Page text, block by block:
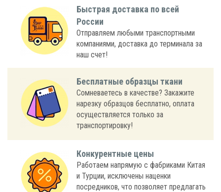
Быстрая доставка по всей
России
Отправляем любыми транспортными
компаниями, доставка до терминала за
наш счет!
Бесплатные образцы ткани
Сомневаетесь в качестве? Закажите
нарезку образцов бесплатно, оплата
осуществляется только за
транспортировку!
Конкурентные цены
Работаем напрямую с фабриками Китая
и Турции, исключены наценки
посредников, что позволяет предлагать